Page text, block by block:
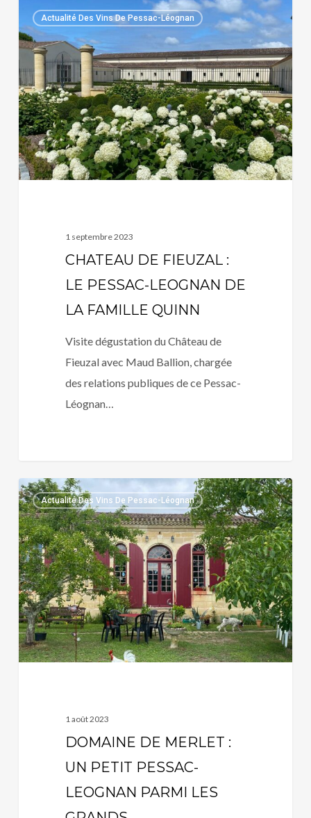
DE
FIEUZAL
:
LE
PESSAC-
LEOGNAN
DE
LA
Actualité Des Vins De Pessac-Léognan
1 septembre 2023
CHATEAU DE FIEUZAL :
LE PESSAC-LEOGNAN DE
LA FAMILLE QUINN
Visite dégustation du Château de
Fieuzal avec Maud Ballion, chargée
des relations publiques de ce Pessac-
Léognan…
DOMAINE
DE
MERLET
:
UN
PETIT
PESSAC-
LEOGNAN
PARMI
Actualité Des Vins De Pessac-Léognan
1 août 2023
DOMAINE DE MERLET :
UN PETIT PESSAC-
LEOGNAN PARMI LES